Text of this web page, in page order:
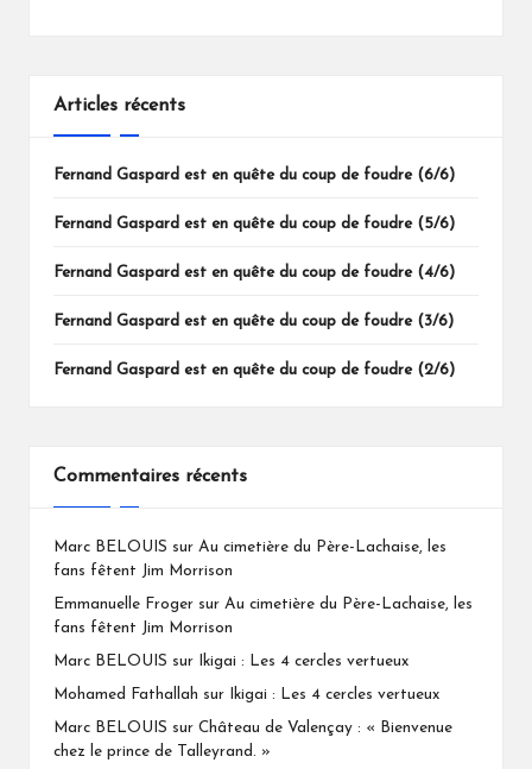
Articles récents
Fernand Gaspard est en quête du coup de foudre (6/6)
Fernand Gaspard est en quête du coup de foudre (5/6)
Fernand Gaspard est en quête du coup de foudre (4/6)
Fernand Gaspard est en quête du coup de foudre (3/6)
Fernand Gaspard est en quête du coup de foudre (2/6)
Commentaires récents
Marc BELOUIS sur Au cimetière du Père-Lachaise, les
fans fêtent Jim Morrison
Emmanuelle Froger sur Au cimetière du Père-Lachaise, les
fans fêtent Jim Morrison
Marc BELOUIS sur Ikigai : Les 4 cercles vertueux
Mohamed Fathallah sur Ikigai : Les 4 cercles vertueux
Marc BELOUIS sur Château de Valençay : « Bienvenue
chez le prince de Talleyrand. »